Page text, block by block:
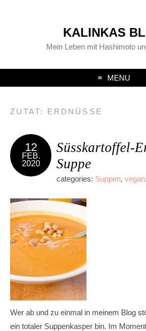
KALINKAS
Mein Leben mit Hashimoto
MENU
ZUTAT: ERDNÜSSE
12
FEB.
2020
Süsskartoffel-
Suppe
categories: Suppen, vegan,
Wer ab und zu einmal in meinem Blog
ein totaler Suppenkasper bin. Im